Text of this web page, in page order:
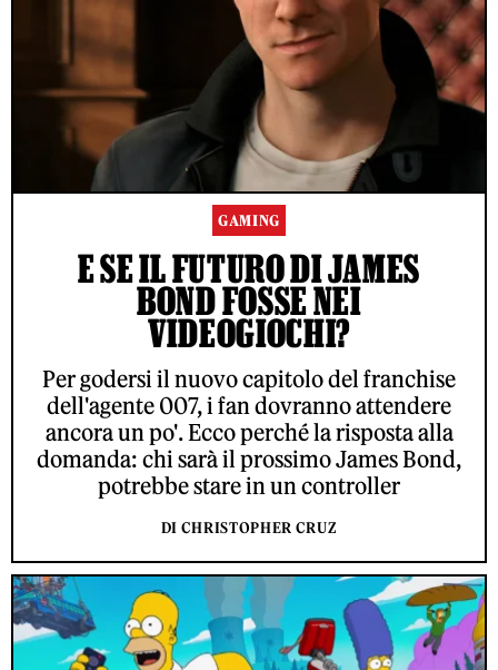
GAMING
E SE IL FUTURO DI JAMES
BOND FOSSE NEI
VIDEOGIOCHI?
Per godersi il nuovo capitolo del franchise
dell'agente 007, i fan dovranno attendere
ancora un po'. Ecco perché la risposta alla
domanda: chi sarà il prossimo James Bond,
potrebbe stare in un controller
DI CHRISTOPHER CRUZ